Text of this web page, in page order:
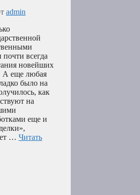
admin
всегда
новейших
А еще любая
было на
как
на
еще и
… Читать